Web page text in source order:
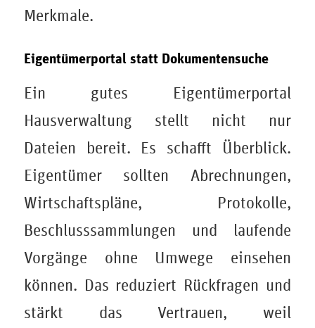
Merkmale.
Eigentümerportal statt Dokumentensuche
Ein gutes Eigentümerportal
Hausverwaltung stellt nicht nur
Dateien bereit. Es schafft Überblick.
Eigentümer sollten Abrechnungen,
Wirtschaftspläne, Protokolle,
Beschlusssammlungen und laufende
Vorgänge ohne Umwege einsehen
können. Das reduziert Rückfragen und
stärkt das Vertrauen, weil